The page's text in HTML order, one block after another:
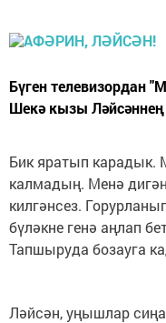
Бүген телевизордан
Шекә кызы
Бик яратып карадык.
калмадың. Менә
килгәнсез.
бүләкне генә аңлап
Тапшыруда бозауга
Ләйсән, уңышлар